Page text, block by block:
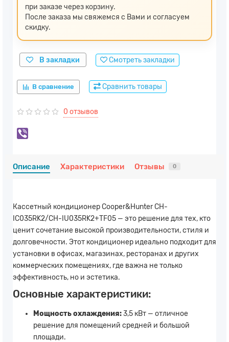
при заказе через корзину.
После заказа мы свяжемся с Вами и согласуем
скидку.
В закладки Смотреть закладки
В сравнение Сравнить товары
0 отзывов
Описание Характеристики Отзывы 0
Кассетный кондиционер Cooper&Hunter CH-
IC035RK2/CH-IU035RK2+TF05 — это решение для тех, кто
ценит сочетание высокой производительности, стиля и
долговечности. Этот кондиционер идеально подходит для
установки в офисах, магазинах, ресторанах и других
коммерческих помещениях, где важна не только
эффективность, но и эстетика.
Основные характеристики:
Мощность охлаждения:3,5 кВт — отличное
решение для помещений средней и большой
площади.